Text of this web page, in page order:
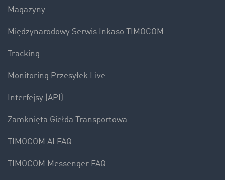
Magazyny
Międzynarodowy Serwis Inkaso TIMOCOM
Tracking
Monitoring Przesyłek Live
Interfejsy (API)
Zamknięta Giełda Transportowa
TIMOCOM AI FAQ
TIMOCOM Messenger FAQ